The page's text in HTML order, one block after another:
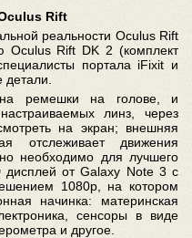
Rift
реальности Oculus Rift
Oculus Rift DK 2 (комплект
портала iFixit и
на ремешки на голове, и
линз, через
на экран; внешняя
отслеживает движения
необходимо для лучшего
дисплей от Galaxy Note 3 с
1080p, на котором
начинка: материнская
сенсоры в виде
и другое.